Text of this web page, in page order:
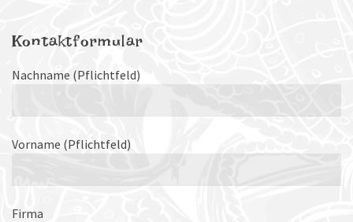
Kontaktformular
Nachname (Pflichtfeld)
Vorname (Pflichtfeld)
Firma